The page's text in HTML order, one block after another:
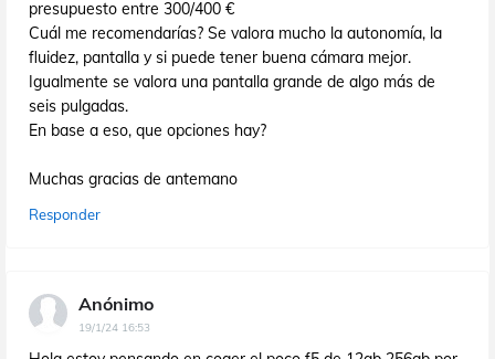
presupuesto entre 300/400 €
Cuál me recomendarías? Se valora mucho la autonomía, la
fluidez, pantalla y si puede tener buena cámara mejor.
Igualmente se valora una pantalla grande de algo más de
seis pulgadas.
En base a eso, que opciones hay?
Muchas gracias de antemano
Responder
Anónimo
19/1/24 16:53